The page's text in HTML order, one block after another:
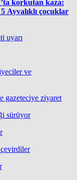
korkutan kaza:
5 Ayvalıklı çocuklar
gazeteciye ziyaret